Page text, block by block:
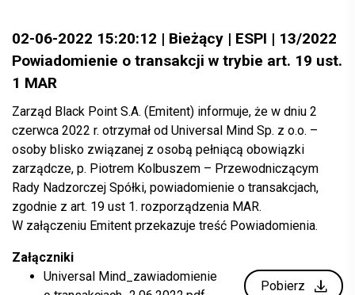
02-06-2022 15:20:12 | Bieżący | ESPI | 13/2022
Powiadomienie o transakcji w trybie art. 19 ust.
1 MAR
Zarząd Black Point S.A. (Emitent) informuje, że w dniu 2
czerwca 2022 r. otrzymał od Universal Mind Sp. z o.o. –
osoby blisko związanej z osobą pełniącą obowiązki
zarządcze, p. Piotrem Kolbuszem – Przewodniczącym
Rady Nadzorczej Spółki, powiadomienie o transakcjach,
zgodnie z art. 19 ust 1. rozporządzenia MAR.
W załączeniu Emitent przekazuje treść Powiadomienia.
Załączniki
Universal Mind_zawiadomienie
Pobierz